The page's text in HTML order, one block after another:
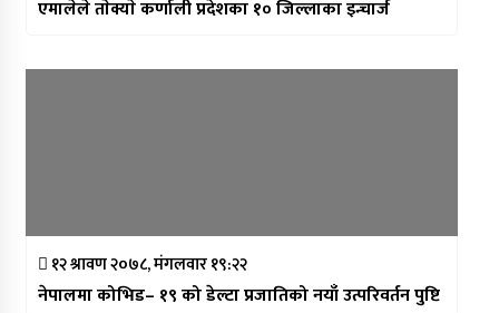
एमालेले ताेक्याे कर्णाली प्रदेशका १० जिल्लाका इन्चार्ज
१२ श्रावण २०७८, मंगलवार १९:२२
नेपालमा कोभिड– १९ को डेल्टा प्रजातिको नयाँ उत्परिवर्तन पुष्टि